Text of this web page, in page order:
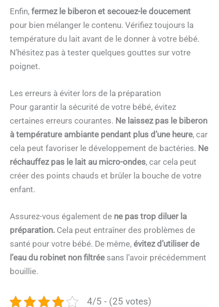
Enfin, fermez le biberon et secouez-le doucement
pour bien mélanger le contenu. Vérifiez toujours la
température du lait avant de le donner à votre bébé.
N’hésitez pas à tester quelques gouttes sur votre
poignet.
Les erreurs à éviter lors de la préparation
Pour garantir la sécurité de votre bébé, évitez
certaines erreurs courantes. Ne laissez pas le biberon
à température ambiante pendant plus d’une heure, car
cela peut favoriser le développement de bactéries. Ne
réchauffez pas le lait au micro-ondes, car cela peut
créer des points chauds et brûler la bouche de votre
enfant.
Assurez-vous également de ne pas trop diluer la
préparation. Cela peut entraîner des problèmes de
santé pour votre bébé. De même, évitez d’utiliser de
l’eau du robinet non filtrée sans l’avoir précédemment
bouillie.
4/5 - (25 votes)